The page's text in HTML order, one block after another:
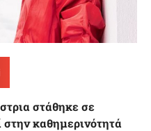
στάθηκε σε
στην καθημερινότητά